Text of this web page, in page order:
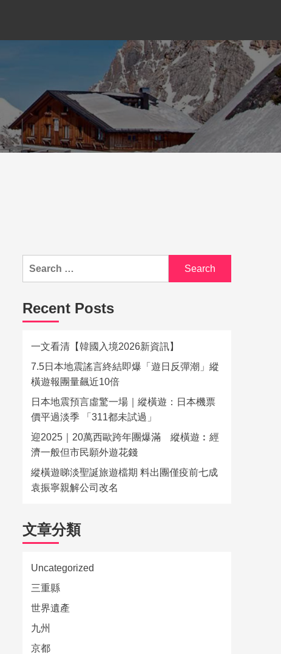
Recent Posts
一文看清【韓國入境2026新資訊】
7.5日本地震謠言終結即爆「遊日反彈潮」縱
橫遊報團量飆近10倍
日本地震預言虛驚一場｜縱橫遊：日本機票
價平過淡季 「311都未試過」
迎2025｜20萬西歐跨年團爆滿 縱橫遊︰經
濟一般但市民願外遊花錢
縱橫遊睇淡聖誕旅遊檔期 料出團僅疫前七成
袁振寧親解公司改名
文章分類
Uncategorized
三重縣
世界遺產
九州
京都